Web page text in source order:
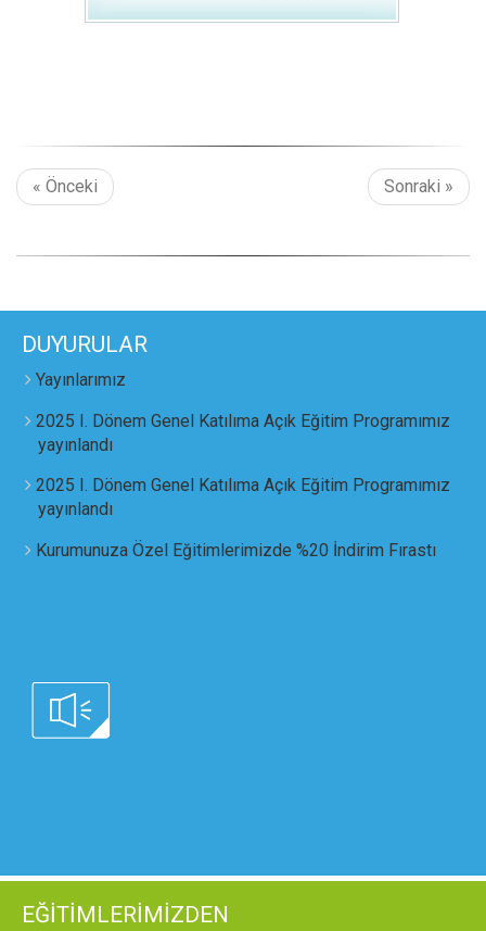
« Önceki Sonraki »
DUYURULAR
Yayınlarımız
2025 I. Dönem Genel Katılıma Açık Eğitim Programımız
yayınlandı
2025 I. Dönem Genel Katılıma Açık Eğitim Programımız
yayınlandı
Kurumunuza Özel Eğitimlerimizde %20 İndirim Fırastı
EĞİTİMLERİMİZDEN